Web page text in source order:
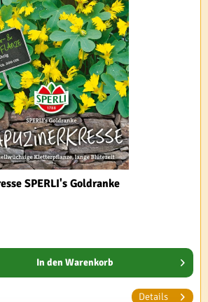
SPERLI's Goldranke
In den Warenkorb
Details